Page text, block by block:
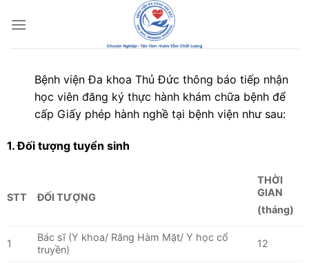
đến
Bệnh viện Đa khoa Thủ Đức thông báo tiếp nhận
học viên đăng ký thực hành khám chữa bệnh để
cấp Giấy phép hành nghề tại bệnh viện như sau:
1. Đối tượng tuyển sinh
STT ĐỐI TƯỢNG
THỜI
GIAN
(tháng)
1
Bác sĩ (Y khoa/ Răng Hàm Mặt/ Y học cổ
truyền)
12